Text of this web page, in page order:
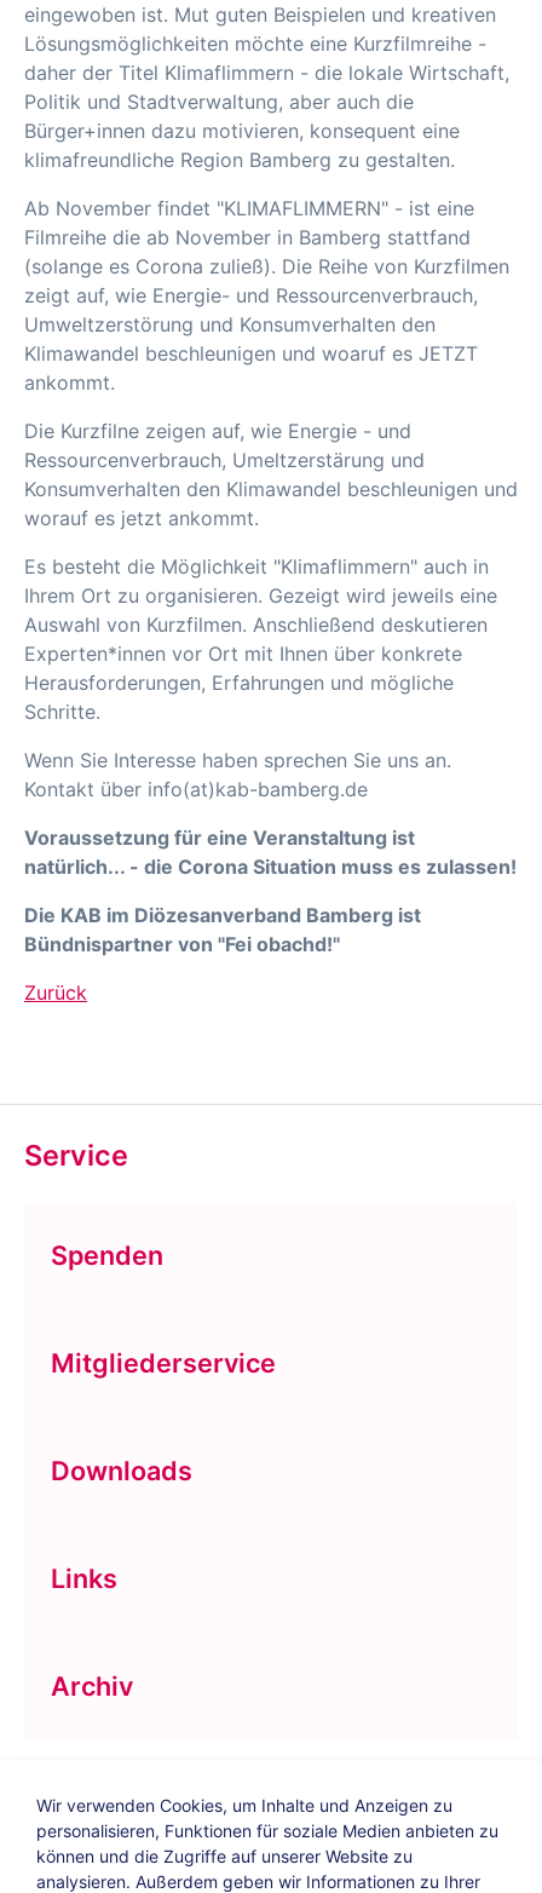
eingewoben ist. Mut guten Beispielen und kreativen
Lösungsmöglichkeiten möchte eine Kurzfilmreihe -
daher der Titel Klimaflimmern - die lokale Wirtschaft,
Politik und Stadtverwaltung, aber auch die
Bürger+innen dazu motivieren, konsequent eine
klimafreundliche Region Bamberg zu gestalten.
Ab November findet "KLIMAFLIMMERN" - ist eine
Filmreihe die ab November in Bamberg stattfand
(solange es Corona zuließ). Die Reihe von Kurzfilmen
zeigt auf, wie Energie- und Ressourcenverbrauch,
Umweltzerstörung und Konsumverhalten den
Klimawandel beschleunigen und woaruf es JETZT
ankommt.
Die Kurzfilne zeigen auf, wie Energie - und
Ressourcenverbrauch, Umeltzerstärung und
Konsumverhalten den Klimawandel beschleunigen und
worauf es jetzt ankommt.
Es besteht die Möglichkeit "Klimaflimmern" auch in
Ihrem Ort zu organisieren. Gezeigt wird jeweils eine
Auswahl von Kurzfilmen. Anschließend deskutieren
Experten*innen vor Ort mit Ihnen über konkrete
Herausforderungen, Erfahrungen und mögliche
Schritte.
Wenn Sie Interesse haben sprechen Sie uns an.
Kontakt über info(at)kab-bamberg.de
Voraussetzung für eine Veranstaltung ist
natürlich... - die Corona Situation muss es zulassen!
Die KAB im Diözesanverband Bamberg ist
Bündnispartner von "Fei obachd!"
Zurück
Service
Spenden
Mitgliederservice
Downloads
Links
Archiv
Wir verwenden Cookies, um Inhalte und Anzeigen zu
personalisieren, Funktionen für soziale Medien anbieten zu
können und die Zugriffe auf unserer Website zu
analysieren. Außerdem geben wir Informationen zu Ihrer